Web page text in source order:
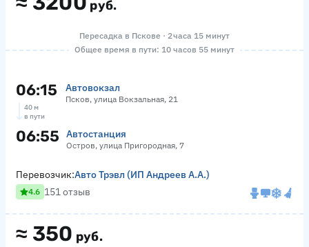
руб.
Пересадка в Пскове · 2 часа 15 минут
Общее время в пути: 10 часов 55 минут
06:15 Автовокзал
Псков, улица Вокзальная, 21
40 м
в пути
06:55 Автостанция
Остров, улица Пригородная, 7
≈ 350 руб.
Перевозчик:Авто Трэвл (ИП Андреев А.А.)
4.6 151 отзыв